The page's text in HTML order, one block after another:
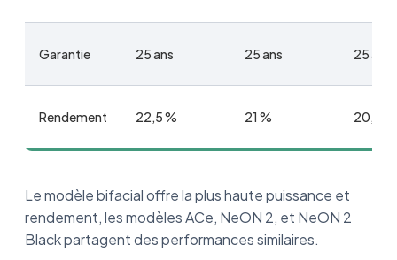
Garantie 25 ans 25 ans 25 ans
Rendement 22,5 % 21 % 20,7 %
Le modèle bifacial offre la plus haute puissance et
rendement, les modèles ACe, NeON 2, et NeON 2
Black partagent des performances similaires.